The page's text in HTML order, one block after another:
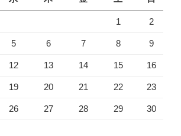
1 2
5 6 7 8 9
12 13 14 15 16
19 20 21 22 23
26 27 28 29 30